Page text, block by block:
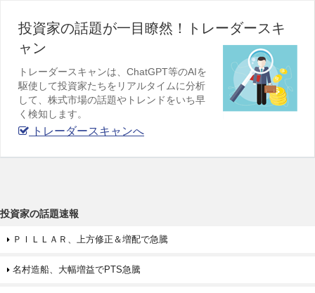
投資家の話題が一目瞭然！トレーダースキ
ャン
トレーダースキャンは、ChatGPT等のAIを
駆使して投資家たちをリアルタイムに分析
して、株式市場の話題やトレンドをいち早
く検知します。
トレーダースキャンへ
投資家の話題速報
ＰＩＬＬＡＲ、上方修正＆増配で急騰
名村造船、大幅増益でPTS急騰